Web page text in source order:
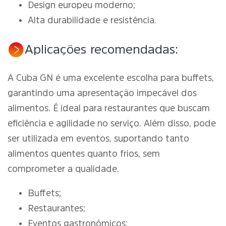
Design europeu moderno;
Alta durabilidade e resistência.
Aplicações recomendadas:
A Cuba GN é uma excelente escolha para buffets,
garantindo uma apresentação impecável dos
alimentos. É ideal para restaurantes que buscam
eficiência e agilidade no serviço. Além disso, pode
ser utilizada em eventos, suportando tanto
alimentos quentes quanto frios, sem
comprometer a qualidade.
Buffets;
Restaurantes;
Eventos gastronômicos;